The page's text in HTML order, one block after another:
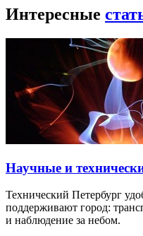
Интересные
Научные и
Технический Петербург
поддерживают город:
и наблюдение за небом.